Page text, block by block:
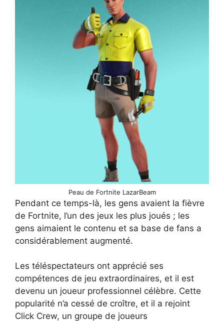
Peau de Fortnite LazarBeam
Pendant ce temps-là, les gens avaient la fièvre
de Fortnite, l’un des jeux les plus joués ; les
gens aimaient le contenu et sa base de fans a
considérablement augmenté.
Les téléspectateurs ont apprécié ses
compétences de jeu extraordinaires, et il est
devenu un joueur professionnel célèbre. Cette
popularité n’a cessé de croître, et il a rejoint
Click Crew, un groupe de joueurs